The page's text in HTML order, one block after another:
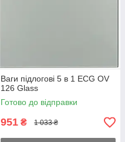
Ваги підлогові 5 в 1 ECG OV
126 Glass
Готово до відправки
951 ₴ 1 033 ₴